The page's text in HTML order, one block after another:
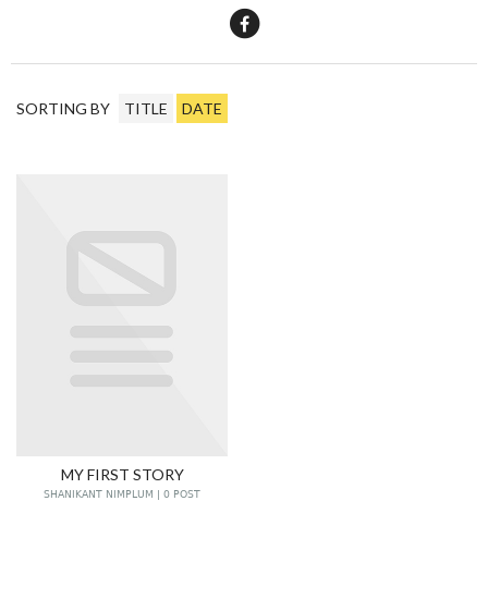
SORTING BY TITLE DATE
MY FIRST STORY
SHANIKANT NIMPLUM | 0 POST